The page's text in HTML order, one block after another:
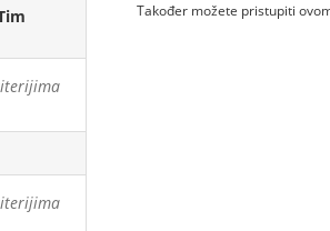
Također možete pristupiti